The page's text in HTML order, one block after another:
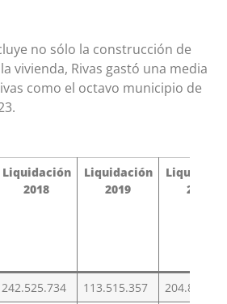
no sólo la construcción de
vivienda, Rivas gastó una media
como el octavo municipio de
Liquidación
2018
Liquidación
2019
Liquidación
2020
242.525.734 113.515.357 204.888.037